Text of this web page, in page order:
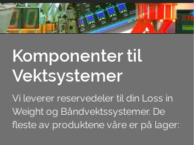
Komponenter til
Vektsystemer
Vi leverer reservedeler til din Loss in
Weight og Båndvektssystemer. De
fleste av produktene våre er på lager: